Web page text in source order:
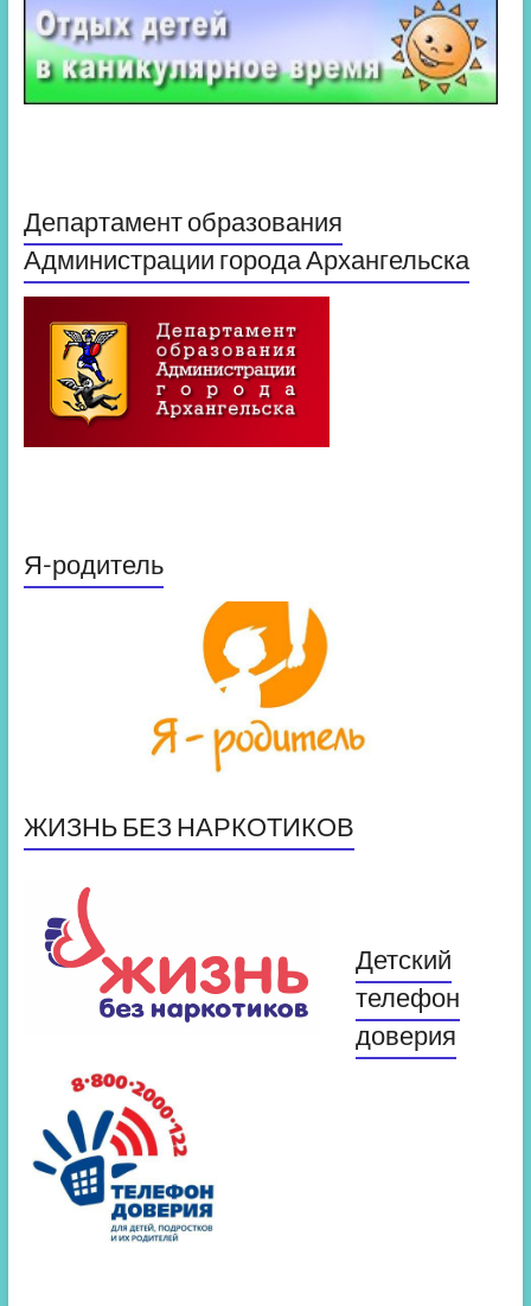
Департамент образования
Администрации города Архангельска
Я-родитель
ЖИЗНЬ БЕЗ НАРКОТИКОВ
Детский
телефон
доверия